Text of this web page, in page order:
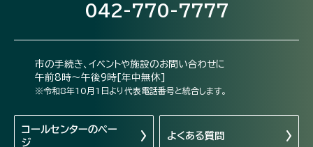
042-770-7777
市の手続き、イベントや施設のお問い合わせに
午前8時～午後9時[年中無休]
※令和8年10月1日より代表電話番号と統合します。
コールセンターのペー
ジ
よくある質問